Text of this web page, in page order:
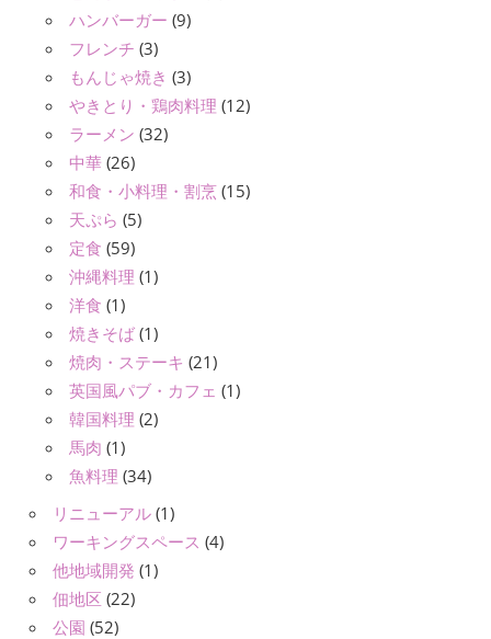
ハンバーガー (9)
フレンチ (3)
もんじゃ焼き (3)
やきとり・鶏肉料理 (12)
ラーメン (32)
中華 (26)
和食・小料理・割烹 (15)
天ぷら (5)
定食 (59)
沖縄料理 (1)
洋食 (1)
焼きそば (1)
焼肉・ステーキ (21)
英国風パブ・カフェ (1)
韓国料理 (2)
馬肉 (1)
魚料理 (34)
リニューアル (1)
ワーキングスペース (4)
他地域開発 (1)
佃地区 (22)
公園 (52)